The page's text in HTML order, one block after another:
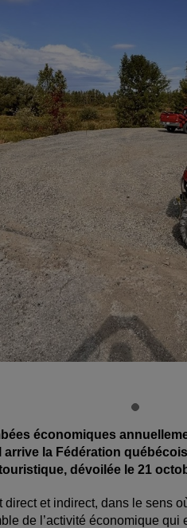
économiques
arrive la Fédération
dévoilée le 21
direct et indirect, dans le sens
de l’activité économique